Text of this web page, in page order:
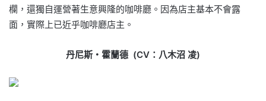
欄，還獨自運營著生意興隆的咖啡廳。因為店主基本不會露
面，實際上已近乎咖啡廳店主。
丹尼斯・霍蘭德 (CV：八木沼 凌)